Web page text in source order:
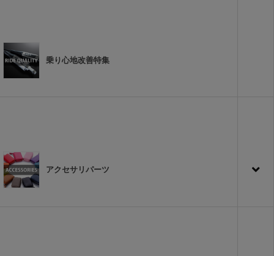
乗り心地改善特集
アクセサリパーツ